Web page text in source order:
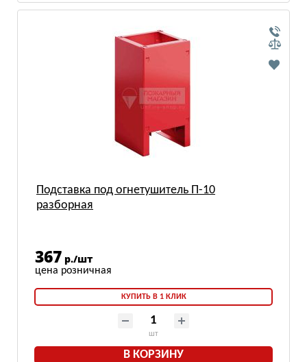
Подставка под огнетушитель П-10
разборная
367 р./шт
КУПИТЬ В 1 КЛИК
шт
В КОРЗИНУ